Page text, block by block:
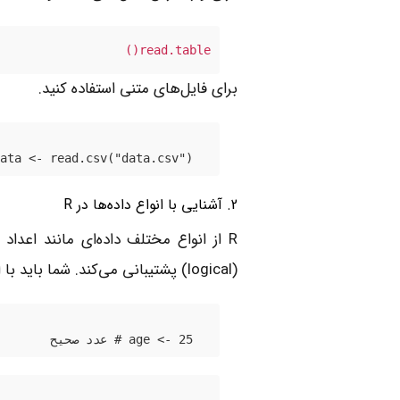
read.table()
برای فایل‌های متنی استفاده کنید.
<- read.csv("data.csv")
2. آشنایی با انواع داده‌ها در R
(logical) پشتیبانی می‌کند. شما باید با انواع داده‌ها آشنا شوید تا بتوانید تحلیل‌های خود را به درستی انجام دهید.
age <- 25 # عدد صحیح